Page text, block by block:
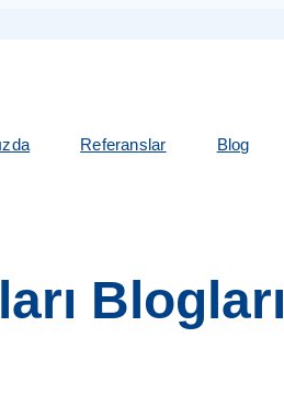
Referanslar Blog
Blogları